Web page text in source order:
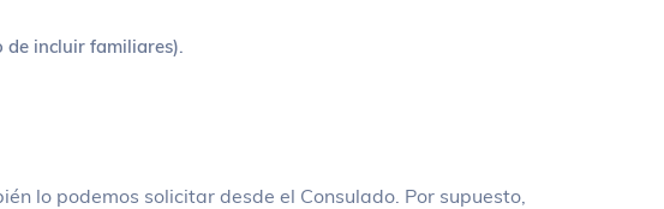
de incluir familiares).
lo podemos solicitar desde el Consulado. Por supuesto,